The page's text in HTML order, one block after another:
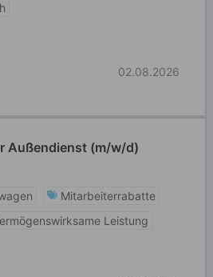
02.08.2026
Außendienst (m/w/d)
Mitarbeiterrabatte
Leistung